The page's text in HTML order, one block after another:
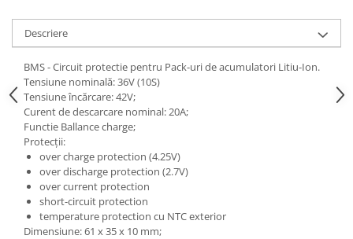
Cu Pedale
Fara Permis
25 km/h
45 km/h
50 km/h
Chopper
Harley
⬇ MARCI
➔ Geeli
➔ RDB
➔ Volta
Descriere
BMS - Circuit protectie pentru Pack-uri de acumulatori Litiu-Ion.
Tensiune nominală: 36V (10S)
Tensiune încărcare: 42V;
Curent de descarcare nominal: 20A;
Functie Ballance charge;
Protecții:
over charge protection (4.25V)
over discharge protection (2.7V)
over current protection
short-circuit protection
temperature protection cu NTC exterior
Dimensiune: 61 x 35 x 10 mm;